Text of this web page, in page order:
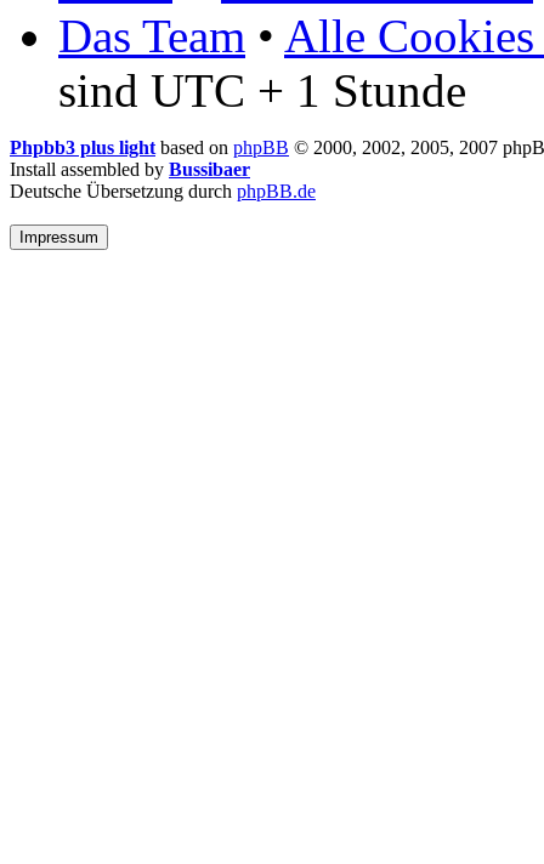
Das Team • Alle Cookies
sind UTC + 1 Stunde
Phpbb3 plus light based on phpBB © 2000, 2002, 2005, 2007
Install assembled by Bussibaer
Deutsche Übersetzung durch phpBB.de